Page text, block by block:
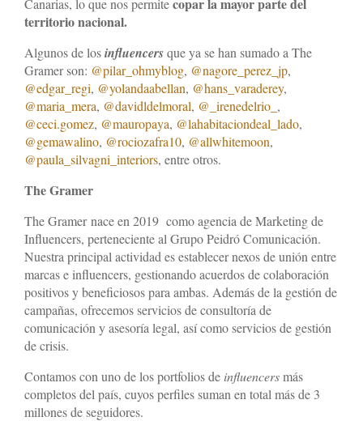
Influencers
News
Contacto
Canarias, lo que nos permite
territorio nacional.
Algunos de losinfluencersque ya se han sumado a The
Gramer son: @pilar_ohmyblog, @nagore_perez_jp,
@edgar_regi, @yolandaabellan, @hans_varaderey,
@maria_mera, @davidldelmoral, @_irenedelrio_ ,
@ceci.gomez, @mauropaya, @lahabitaciondeal_lado,
@gemawalino, @rociozafra10, @allwhitemoon,
@paula_silvagni_interiors, entre otros.
The Gramer
The Gramer nace en 2019 como agencia de Marketing de
Influencers, perteneciente al Grupo Peidró Comunicación.
Nuestra principal actividad es establecer nexos de unión entre
marcas e influencers, gestionando acuerdos de colaboración
positivos y beneficiosos para ambas. Además de la gestión de
campañas, ofrecemos servicios de consultoría de
comunicación y asesoría legal, así como servicios de gestión
de crisis.
Contamos con uno de los portfolios de influencersmás
completos del país, cuyos perfiles suman en total más de 3
millones de seguidores.